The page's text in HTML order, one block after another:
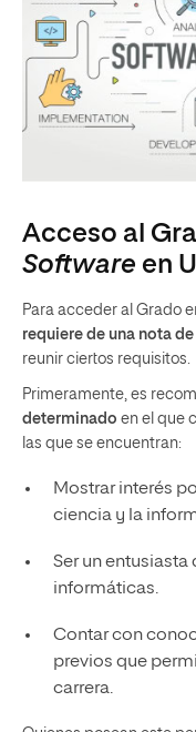
Acceso al
Software en
Para acceder al Grado
requiere de una nota
reunir ciertos requisitos.
Primeramente, es
determinado en el que
las que se encuentran:
Mostrar interés
ciencia y la
Ser un
informáticas.
Contar con
previos que
carrera.